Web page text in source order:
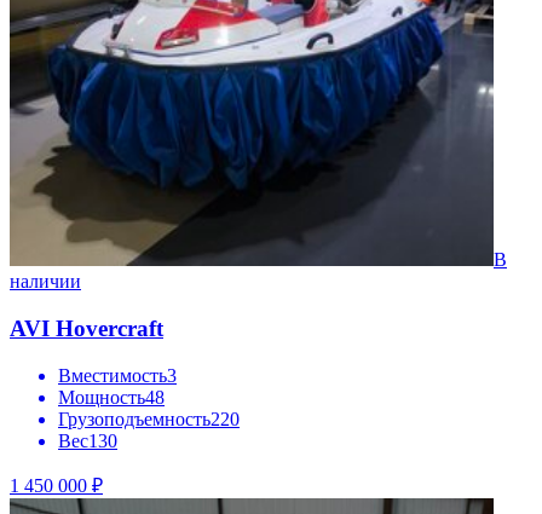
В
наличии
AVI Hovercraft
Вместимость3
Мощность48
Грузоподъемность220
Вес130
1 450 000 ₽